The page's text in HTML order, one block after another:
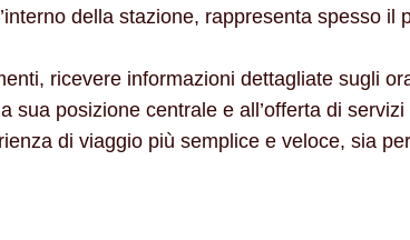
della stazione, rappresenta spesso il
ricevere informazioni dettagliate sugli
posizione centrale e all’offerta di
di viaggio più semplice e veloce, sia